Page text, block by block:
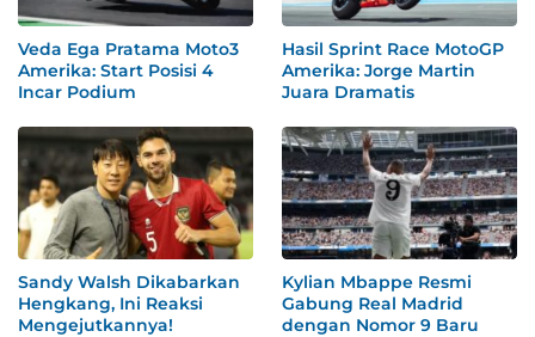
Veda Ega Pratama Moto3
Amerika: Start Posisi 4
Incar Podium
Hasil Sprint Race MotoGP
Amerika: Jorge Martin
Juara Dramatis
Sandy Walsh Dikabarkan
Hengkang, Ini Reaksi
Mengejutkannya!
Kylian Mbappe Resmi
Gabung Real Madrid
dengan Nomor 9 Baru